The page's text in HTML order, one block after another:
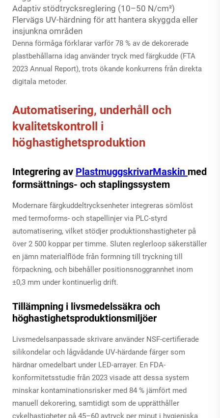
Adaptiv stödtrycksreglering (10–50 N/cm²)
Flervägs UV-härdning för att hantera skyggda eller
insjunkna områden
Denna förmåga förklarar varför 78 % av de dekorerade
plastbehållarna idag använder tryck med färgkudde (FTA
2023 Annual Report), trots ökande konkurrens från direkta
digitala metoder.
Automatisering, underhåll och
kvalitetskontroll i
höghastighetsproduktion
Integrering av PlastmuggskrivarMaskin med
formsättnings- och staplingssystem
Modernare färgkuddeltrycksenheter integreras sömlöst
med termoforms- och stapellinjer via PLC-styrd
automatisering, vilket stödjer produktionshastigheter på
över 2 500 koppar per timme. Sluten reglerloop säkerställer
en jämn materialflöde från formning till tryckning till
förpackning, och bibehåller positionsnoggrannhet inom
±0,3 mm under kontinuerlig drift.
Tillämpning i livsmedelssäkra och
höghastighetsproduktionsmiljöer
Livsmedelsanpassade skrivare använder NSF-certifierade
silikondelar och lågvådande UV-härdande färger som
härdnar omedelbart under LED-arrayer. En FDA-
konformitetsstudie från 2023 visade att dessa system
minskar kontaminationsrisker med 84 % jämfört med
manuell dekorering, samtidigt som de upprätthåller
cykelhastigheter på 45–60 avtryck per minut i hygieniska